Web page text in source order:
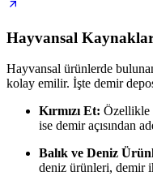
Hayvansal
Hayvansal ürünlerde
kolay emilir. İşte demir
Kırmızı Et: Özellikle
ise demir açısından
Balık ve Deniz
deniz ürünleri, demir